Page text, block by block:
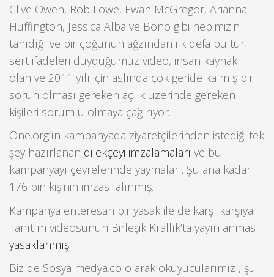
Clive Owen, Rob Lowe, Ewan McGregor, Arianna
Huffington, Jessica Alba ve Bono gibi hepimizin
tanıdığı ve bir çoğunun ağzından ilk defa bu tür
sert ifadeleri duyduğumuz video, insan kaynaklı
olan ve 2011 yılı için aslında çok geride kalmış bir
sorun olması gereken açlık üzerinde gereken
kişileri sorumlu olmaya çağırıyor.
One.org’ın kampanyada ziyaretçilerinden istediği tek
şey hazırlanan dilekçeyi imzalamaları ve bu
kampanyayı çevrelerinde yaymaları. Şu ana kadar
176 bin kişinin imzası alınmış.
Kampanya enteresan bir yasak ile de karşı karşıya.
Tanıtım videosunun Birleşik Krallık’ta yayınlanması
yasaklanmış.
Biz de Sosyalmedya.co olarak okuyucularımızı, şu